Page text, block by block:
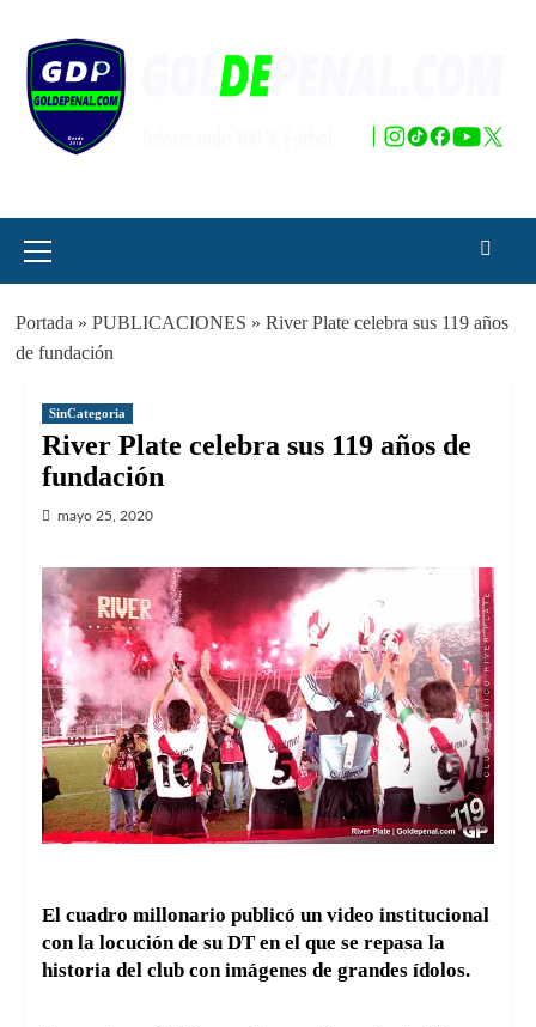
contenido
principal
Portada » PUBLICACIONES » River Plate celebra sus 119 años
de fundación
SinCategoria
River Plate celebra sus 119 años de
fundación
mayo 25, 2020
El cuadro millonario publicó un video institucional
con la locución de su DT en el que se repasa la
historia del club con imágenes de grandes ídolos.